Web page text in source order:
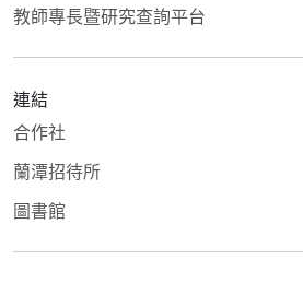
教師專長暨研究查詢平台
連結
合作社
蘭潭招待所
圖書館